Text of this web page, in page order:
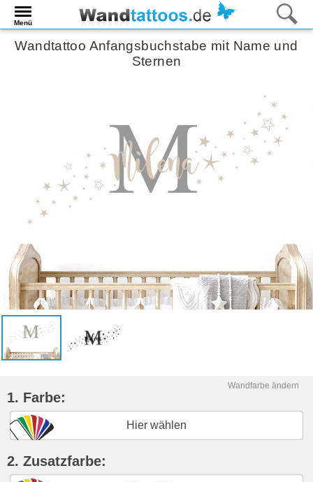
Menü
Wandtattoo Anfangsbuchstabe mit Name und
Sternen
Wandfarbe ändern
1. Farbe:
Hier wählen
2. Zusatzfarbe: